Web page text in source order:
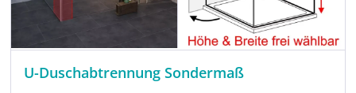
U-Duschabtrennung Sondermaß